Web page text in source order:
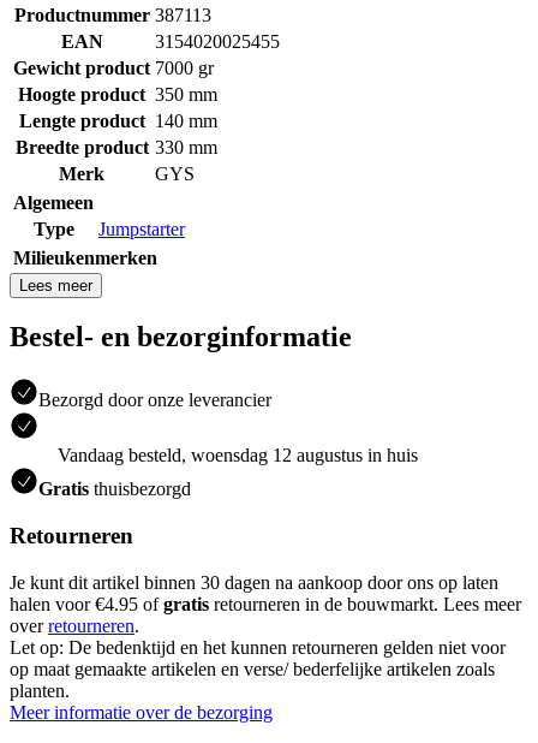
Productnummer 387113
EAN
3154020025455
Gewicht product 7000 gr
Hoogte product 350 mm
Lengte product 140 mm
Breedte product 330 mm
Merk
GYS
Algemeen
Type
Jumpstarter
Milieukenmerken
Lees meer
Bestel- en bezorginformatie
Bezorgd door onze leverancier
Vandaag besteld, woensdag 12 augustus in huis
Gratis thuisbezorgd
Retourneren
Je kunt dit artikel binnen 30 dagen na aankoop door ons op laten
halen voor €4.95 ofgratis retourneren in de bouwmarkt. Lees meer
overretourneren.
Let op: De bedenktijd en het kunnen retourneren gelden niet voor
op maat gemaakte artikelen en verse/ bederfelijke artikelen zoals
planten.
Meer informatie over de bezorging